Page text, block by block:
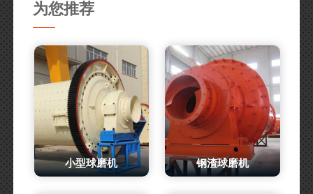
为您推荐
小型球磨机 钢渣球磨机